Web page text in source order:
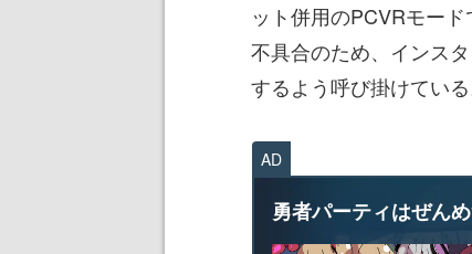
ット併用のPCVRモー
不具合のため、インス
するよう呼び掛けている
AD
勇者パーティはぜんめ